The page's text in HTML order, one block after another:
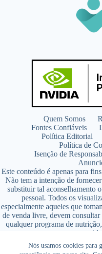
Nós usamos cookies para
Quem Somos
Fontes Confiáveis
Política Editorial
Política de
Isenção de
Este conteúdo é apenas para
Não tem a intenção de
substituir tal aconselhamento
pessoal. Todos os
especialmente aqueles que
de venda livre, devem
qualquer programa de
vida.
Copyright © 2026 -